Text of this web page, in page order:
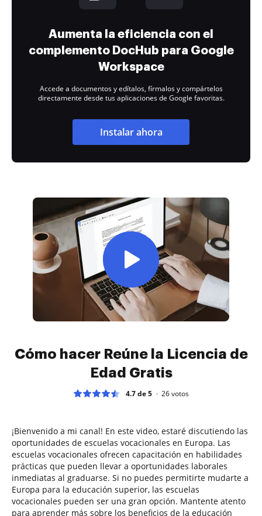
Aumenta la eficiencia con el
complemento DocHub para Google
Workspace
Accede a documentos y edítalos, fírmalos y compártelos
directamente desde tus aplicaciones de Google favoritas.
Instalar ahora
Cómo hacer Reúne la Licencia de
Edad Gratis
4.7 de 5 26votos
¡Bienvenido a mi canal! En este video, estaré discutiendo las
oportunidades de escuelas vocacionales en Europa. Las
escuelas vocacionales ofrecen capacitación en habilidades
prácticas que pueden llevar a oportunidades laborales
inmediatas al graduarse. Si no puedes permitirte mudarte a
Europa para la educación superior, las escuelas
vocacionales pueden ser una gran opción. Mantente atento
para aprender más sobre los beneficios de la educación